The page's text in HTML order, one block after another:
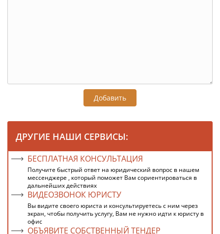
Добавить
ДРУГИЕ НАШИ СЕРВИСЫ:
БЕСПЛАТНАЯ КОНСУЛЬТАЦИЯ
Получите быстрый ответ на юридический вопрос в нашем
мессенджере , который поможет Вам сориентироваться в
дальнейших действиях
ВИДЕОЗВОНОК ЮРИСТУ
Вы видите своего юриста и консультируетесь с ним через
экран, чтобы получить услугу, Вам не нужно идти к юристу в
офис
ОБЪЯВИТЕ СОБСТВЕННЫЙ ТЕНДЕР